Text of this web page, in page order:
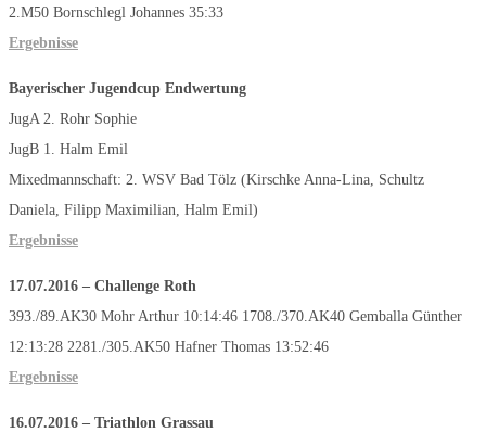
2.M50 Bornschlegl Johannes 35:33
Ergebnisse
Bayerischer Jugendcup Endwertung
JugA 2. Rohr Sophie
JugB 1. Halm Emil
Mixedmannschaft: 2. WSV Bad Tölz (Kirschke Anna-Lina, Schultz
Daniela, Filipp Maximilian, Halm Emil)
Ergebnisse
17.07.2016 – Challenge Roth
393./89.AK30 Mohr Arthur 10:14:46 1708./370.AK40 Gemballa Günther
12:13:28 2281./305.AK50 Hafner Thomas 13:52:46
Ergebnisse
16.07.2016 – Triathlon Grassau